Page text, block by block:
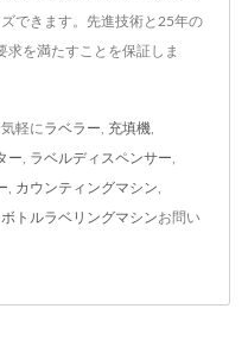
できます。先進技術と25年の
求を満たすことを保証しま
軽にラベラー 充填機
ー ラベルディスペンサー
カウンティングマシン
ボトルラベリングマシンお問い